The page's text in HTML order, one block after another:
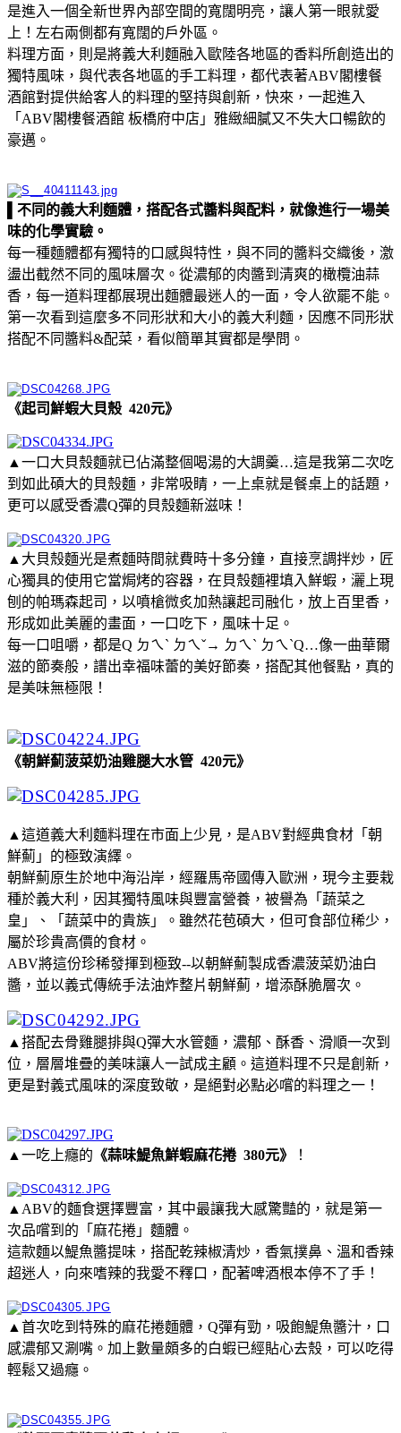
是進入一個全新世界內部空間的寬闊明亮，讓人第一眼就愛
上！左右兩側都有寬闊的戶外區。
料理方面，則是將義大利麵融入歐陸各地區的香料所創造出的
獨特風味，與代表各地區的手工料理，都代表著ABV閣樓餐
酒館對提供給客人的料理的堅持與創新，快來，一起進入
「ABV閣樓餐酒館 板橋府中店」雅緻細膩又不失大口暢飲的
豪邁。
不同的義大利麵體，搭配各式醬料與配料，就像進行一場美
味的化學實驗。
每一種麵體都有獨特的口感與特性，與不同的醬料交織後，激
盪出截然不同的風味層次。從濃郁的肉醬到清爽的橄欖油蒜
香，每一道料理都展現出麵體最迷人的一面，令人欲罷不能。
第一次看到這麼多不同形狀和大小的義大利麵，因應不同形狀
搭配不同醬料&配菜，看似簡單其實都是學問。
《起司鮮蝦大貝殼 420元》
▲一口大貝殼麵就已佔滿整個喝湯的大調羹…這是我第二次吃
到如此碩大的貝殼麵，非常吸睛，一上桌就是餐桌上的話題，
更可以感受香濃Q彈的貝殼麵新滋味！
▲大貝殼麵光是煮麵時間就費時十多分鐘，直接烹調拌炒，匠
心獨具的使用它當焗烤的容器，在貝殼麵裡填入鮮蝦，灑上現
刨的帕瑪森起司，以噴槍微炙加熱讓起司融化，放上百里香，
形成如此美麗的畫面，一口吃下，風味十足。
每一口咀嚼，都是Q ㄉㄟˋ ㄉㄟˇ→ ㄉㄟˋ ㄉㄟˋQ…像一曲華爾
滋的節奏般，譜出幸福味蕾的美好節奏，搭配其他餐點，真的
是美味無極限！
《朝鮮薊菠菜奶油雞腿大水管 420元》
▲這道義大利麵料理在市面上少見，是ABV對經典食材「朝
鮮薊」的極致演繹。
朝鮮薊原生於地中海沿岸，經羅馬帝國傳入歐洲，現今主要栽
種於義大利，因其獨特風味與豐富營養，被譽為「蔬菜之
皇」、「蔬菜中的貴族」。雖然花苞碩大，但可食部位稀少，
屬於珍貴高價的食材。
ABV將這份珍稀發揮到極致--以朝鮮薊製成香濃菠菜奶油白
醬，並以義式傳統手法油炸整片朝鮮薊，增添酥脆層次。
▲搭配去骨雞腿排與Q彈大水管麵，濃郁、酥香、滑順一次到
位，層層堆疊的美味讓人一試成主顧。這道料理不只是創新，
更是對義式風味的深度致敬，是絕對必點必嚐的料理之一！
▲一吃上癮的 《蒜味鯷魚鮮蝦麻花捲 380元》 ！
▲ABV的麵食選擇豐富，其中最讓我大感驚豔的，就是第一
次品嚐到的「麻花捲」麵體。
這款麵以鯷魚醬提味，搭配乾辣椒清炒，香氣撲鼻、溫和香辣
超迷人，向來嗜辣的我愛不釋口，配著啤酒根本停不了手！
▲首次吃到特殊的麻花捲麵體，Q彈有勁，吸飽鯷魚醬汁，口
感濃郁又涮嘴。加上數量頗多的白蝦已經貼心去殼，可以吃得
輕鬆又過癮。